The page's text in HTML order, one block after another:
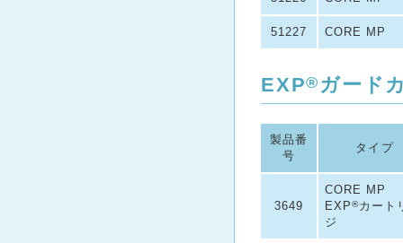
51227 CORE MP
EXP® ガード
製品番
号
タイプ
3649
CORE MP
EXP®カート
ジ